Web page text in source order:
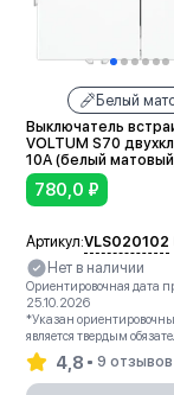
Белый
Выключатель
VOLTUM S70
10А (белый
780,0 ₽
Артикул:VLS020102
Нет в наличии
Ориентировочная дата
25.10.2026
*Указан
является твердым
4,8 9 отзывов